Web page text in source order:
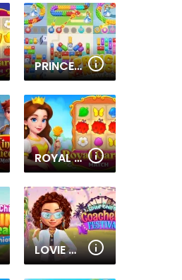
PRINCESS RESCUE: SAVE GIRL
ROYAL GARDEN MATCH
LOVIE CHIC'S COACHELLA FESTIVAL